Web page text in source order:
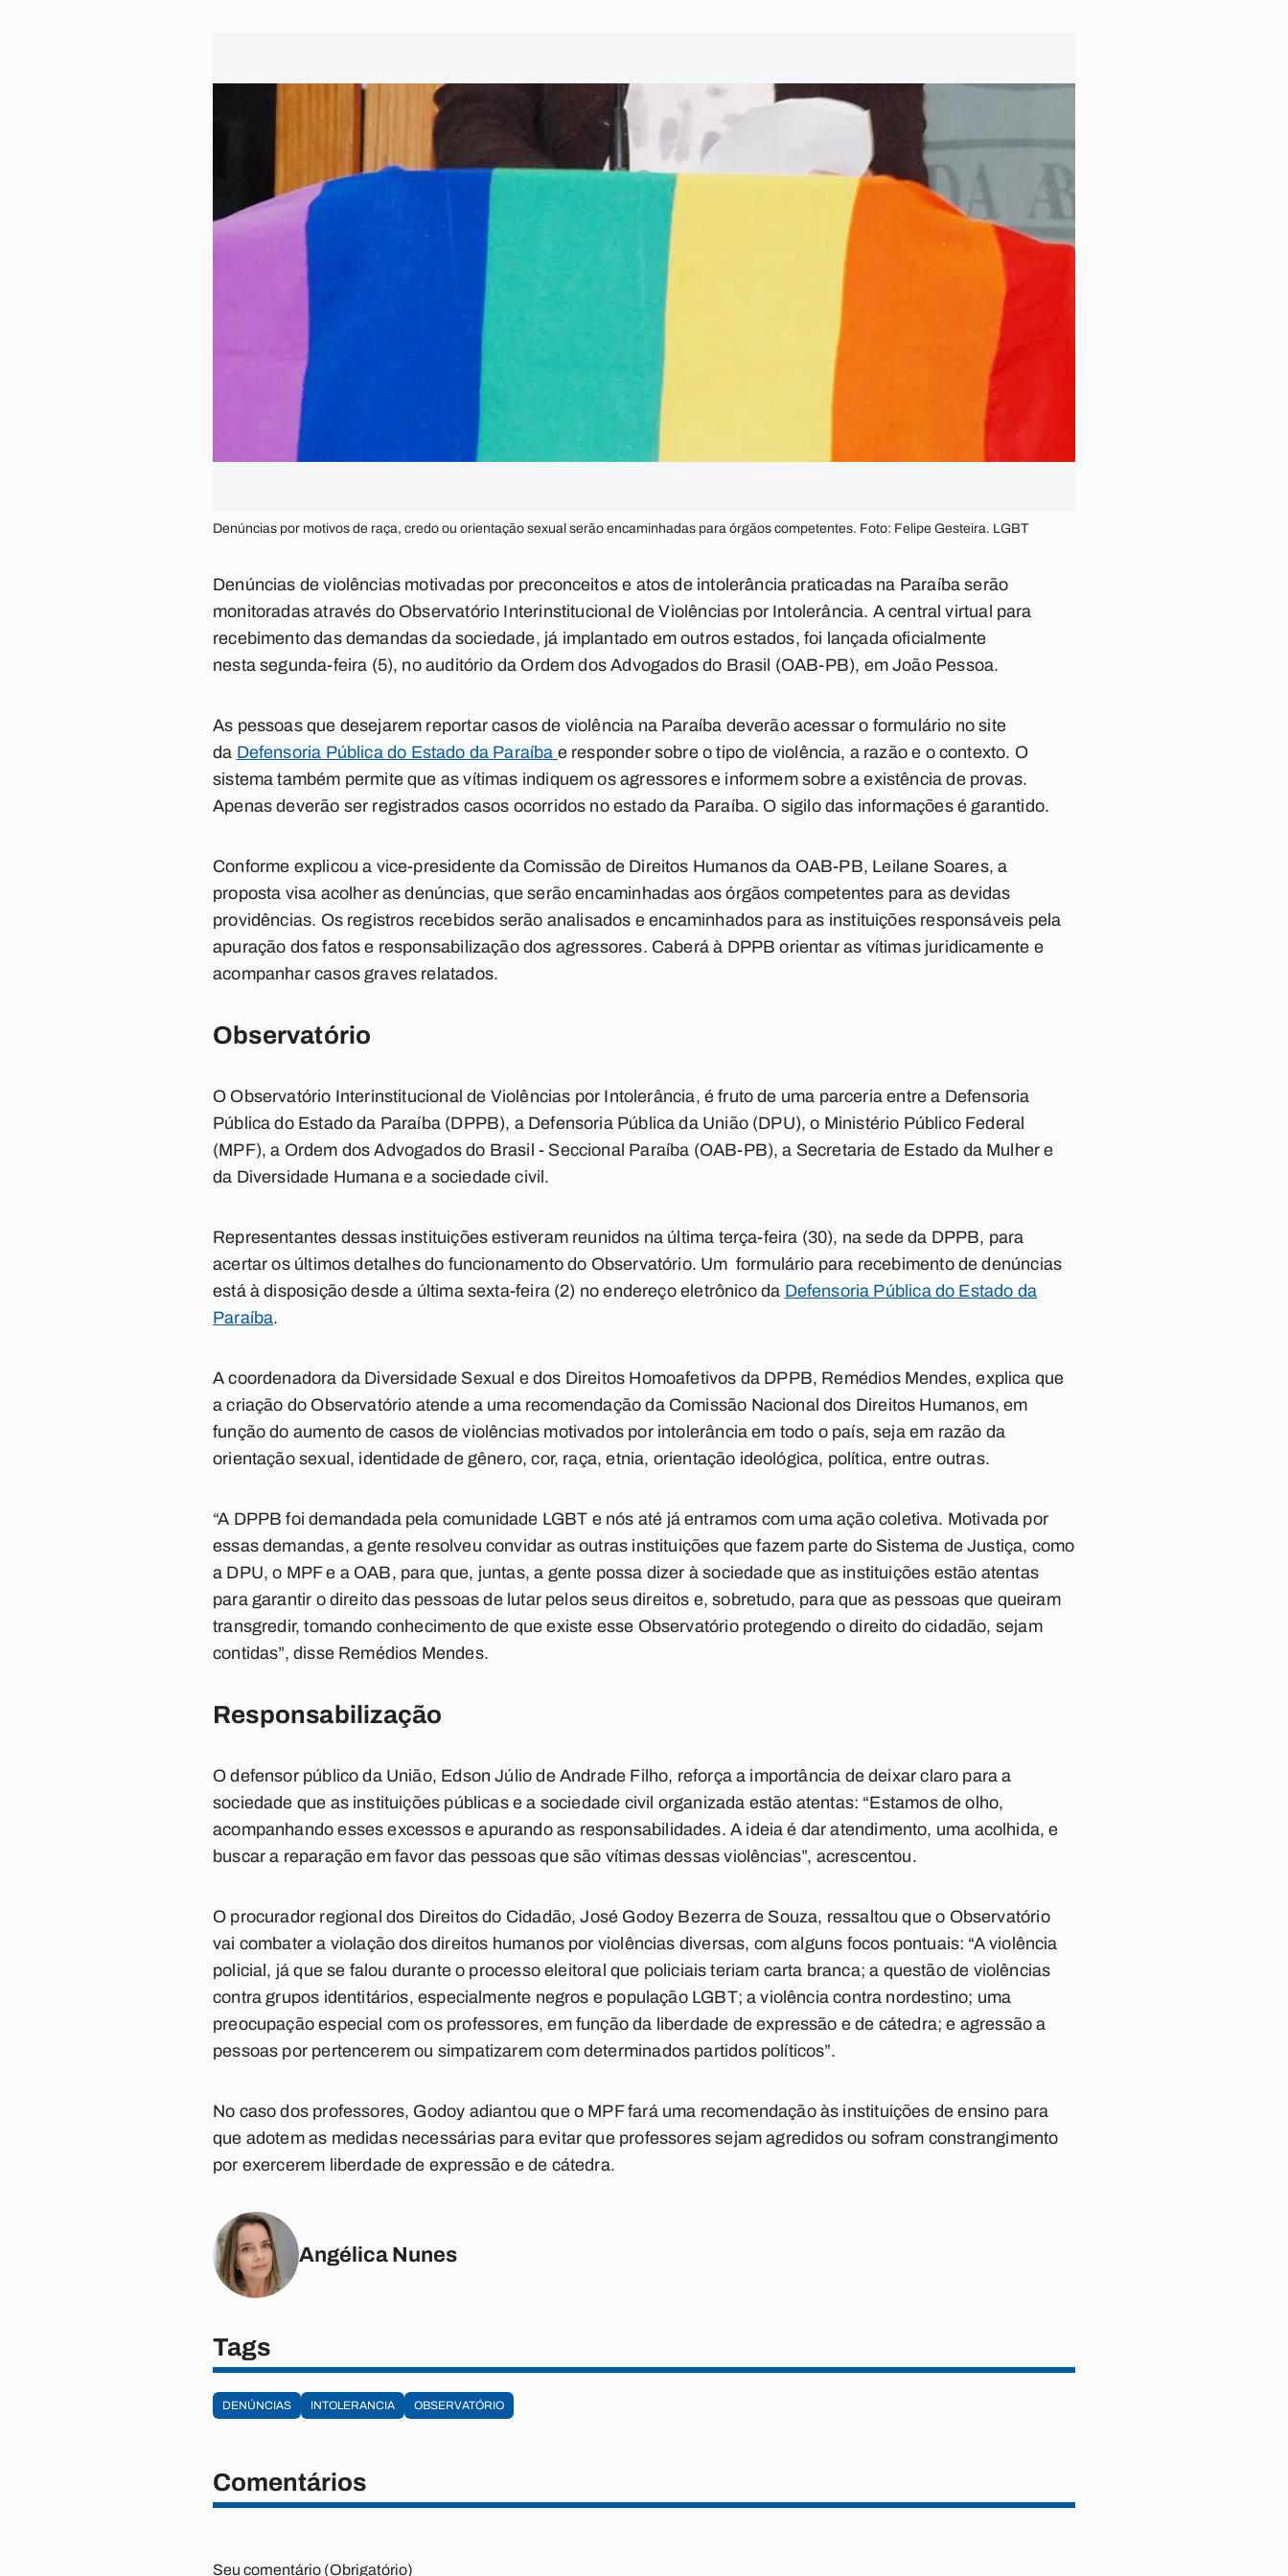
Denúncias por motivos de raça, credo ou orientação sexual serão encaminhadas para órgãos competentes. Foto: Felipe Gesteira. LGBT
Denúncias de violências motivadas por preconceitos e atos de intolerância praticadas na Paraíba serão
monitoradas através do Observatório Interinstitucional de Violências por Intolerância. A central virtual para
recebimento das demandas da sociedade, já implantado em outros estados, foi lançada oficialmente
nesta segunda-feira (5), no auditório da Ordem dos Advogados do Brasil (OAB-PB), em João Pessoa.
As pessoas que desejarem reportar casos de violência na Paraíba deverão acessar o formulário no site
da Defensoria Pública do Estado da Paraíba e responder sobre o tipo de violência, a razão e o contexto. O
sistema também permite que as vítimas indiquem os agressores e informem sobre a existência de provas.
Apenas deverão ser registrados casos ocorridos no estado da Paraíba. O sigilo das informações é garantido.
Conforme explicou a vice-presidente da Comissão de Direitos Humanos da OAB-PB, Leilane Soares, a
proposta visa acolher as denúncias, que serão encaminhadas aos órgãos competentes para as devidas
providências. Os registros recebidos serão analisados e encaminhados para as instituições responsáveis pela
apuração dos fatos e responsabilização dos agressores. Caberá à DPPB orientar as vítimas juridicamente e
acompanhar casos graves relatados.
Observatório
O Observatório Interinstitucional de Violências por Intolerância, é fruto de uma parceria entre a Defensoria
Pública do Estado da Paraíba (DPPB), a Defensoria Pública da União (DPU), o Ministério Público Federal
(MPF), a Ordem dos Advogados do Brasil - Seccional Paraíba (OAB-PB), a Secretaria de Estado da Mulher e
da Diversidade Humana e a sociedade civil.
Representantes dessas instituições estiveram reunidos na última terça-feira (30), na sede da DPPB, para
acertar os últimos detalhes do funcionamento do Observatório. Um formulário para recebimento de denúncias
está à disposição desde a última sexta-feira (2) no endereço eletrônico da Defensoria Pública do Estado da
Paraíba.
A coordenadora da Diversidade Sexual e dos Direitos Homoafetivos da DPPB, Remédios Mendes, explica que
a criação do Observatório atende a uma recomendação da Comissão Nacional dos Direitos Humanos, em
função do aumento de casos de violências motivados por intolerância em todo o país, seja em razão da
orientação sexual, identidade de gênero, cor, raça, etnia, orientação ideológica, política, entre outras.
“A DPPB foi demandada pela comunidade LGBT e nós até já entramos com uma ação coletiva. Motivada por
essas demandas, a gente resolveu convidar as outras instituições que fazem parte do Sistema de Justiça, como
a DPU, o MPF e a OAB, para que, juntas, a gente possa dizer à sociedade que as instituições estão atentas
para garantir o direito das pessoas de lutar pelos seus direitos e, sobretudo, para que as pessoas que queiram
transgredir, tomando conhecimento de que existe esse Observatório protegendo o direito do cidadão, sejam
contidas”, disse Remédios Mendes.
Responsabilização
O defensor público da União, Edson Júlio de Andrade Filho, reforça a importância de deixar claro para a
sociedade que as instituições públicas e a sociedade civil organizada estão atentas: “Estamos de olho,
acompanhando esses excessos e apurando as responsabilidades. A ideia é dar atendimento, uma acolhida, e
buscar a reparação em favor das pessoas que são vítimas dessas violências”, acrescentou.
O procurador regional dos Direitos do Cidadão, José Godoy Bezerra de Souza, ressaltou que o Observatório
vai combater a violação dos direitos humanos por violências diversas, com alguns focos pontuais: “A violência
policial, já que se falou durante o processo eleitoral que policiais teriam carta branca; a questão de violências
contra grupos identitários, especialmente negros e população LGBT; a violência contra nordestino; uma
preocupação especial com os professores, em função da liberdade de expressão e de cátedra; e agressão a
pessoas por pertencerem ou simpatizarem com determinados partidos políticos”.
No caso dos professores, Godoy adiantou que o MPF fará uma recomendação às instituições de ensino para
que adotem as medidas necessárias para evitar que professores sejam agredidos ou sofram constrangimento
por exercerem liberdade de expressão e de cátedra.
Angélica Nunes
Tags
DENÚNCIAS INTOLERANCIA OBSERVATÓRIO
Comentários
Seu comentário (Obrigatório)